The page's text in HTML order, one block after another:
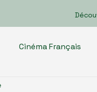
Cinéma Français
africain